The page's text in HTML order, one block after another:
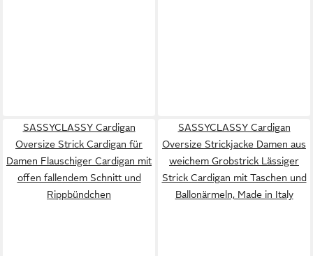
SASSYCLASSY Cardigan
Oversize Strick Cardigan für
Damen Flauschiger Cardigan mit
offen fallendem Schnitt und
Rippbündchen
SASSYCLASSY Cardigan
Oversize Strickjacke Damen aus
weichem Grobstrick Lässiger
Strick Cardigan mit Taschen und
Ballonärmeln, Made in Italy